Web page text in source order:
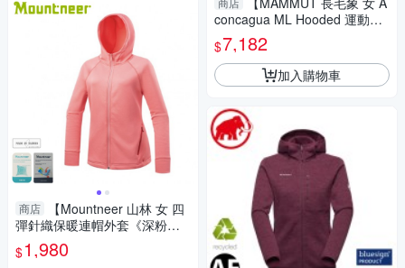
商店
【Mountneer 山林 女 四
彈針織保暖連帽外套《深粉
紅》】52J06/登山/保暖外套/刷
毛外套
$1,980
concagua ML Hooded 運動刷
毛連帽外套《苔蘚黃》】1014-
04442/保暖外套
$7,182
加入購物車